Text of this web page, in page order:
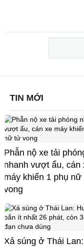
TIN MỚI
Phẫn nộ xe tải
nhanh vượt ẩu, cán
máy khiến 1 phụ
vong
Xả súng ở Thái Lan: